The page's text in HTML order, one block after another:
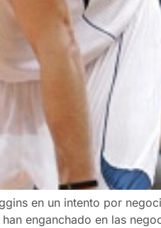
en un intento por
enganchado en las